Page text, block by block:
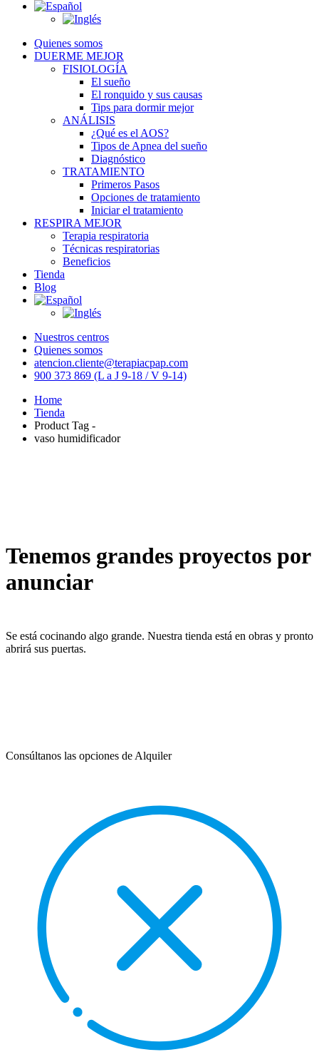
Quienes somos
DUERME MEJOR
FISIOLOGÍA
El sueño
El ronquido y sus causas
Tips para dormir mejor
ANÁLISIS
¿Qué es el AOS?
Tipos de Apnea del sueño
Diagnóstico
TRATAMIENTO
Primeros Pasos
Opciones de tratamiento
Iniciar el tratamiento
RESPIRA MEJOR
Terapia respiratoria
Técnicas respiratorias
Beneficios
Tienda
Blog
Nuestros centros
Quienes somos
atencion.cliente@terapiacpap.com
900 373 869 (L a J 9-18 / V 9-14)
Home
Tienda
Product Tag -
vaso humidificador
Tenemos grandes proyectos por
anunciar
Se está cocinando algo grande. Nuestra tienda está en obras y pronto
abrirá sus puertas.
Consúltanos las opciones de Alquiler